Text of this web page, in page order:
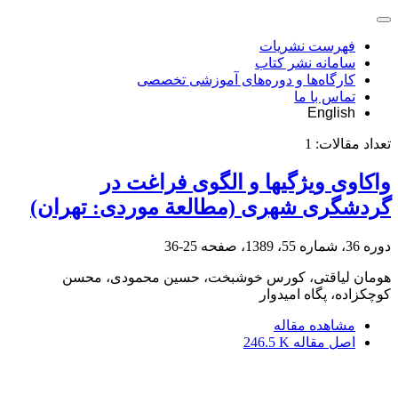
فهرست نشریات
سامانه نشر کتاب
کارگاه‌ها و دوره‌های آموزشی تخصصی
تماس با ما
English
تعداد مقالات: 1
واکاوی ویژگی‏ها و الگوی فراغت در
گردشگری شهری (مطالعة موردی: تهران)
دوره 36، شماره 55، 1389، صفحه 25-36
هومان لیاقتی، کورس خوشبخت، حسین محمودی، محسن
کوچکزاده، پگاه امیدوار
مشاهده مقاله
اصل مقاله 246.5 K